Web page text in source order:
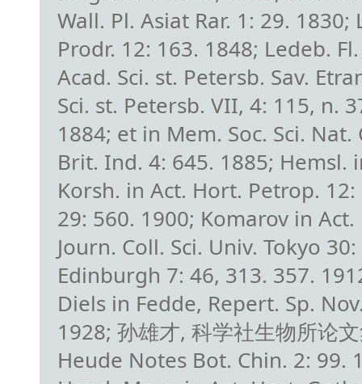
Wall. Pl. Asiat Rar. 1: 29.
Prodr. 12: 163. 1848; Ledeb.
Acad. Sci. st. Petersb. Sav.
Sci. st. Petersb. VII, 4: 115, n.
1884; et in Mem. Soc. Sci.
Brit. Ind. 4: 645. 1885; Hemsl.
Korsh. in Act. Hort. Petrop.
29: 560. 1900; Komarov in
Journ. Coll. Sci. Univ. Tokyo
Edinburgh 7: 46, 313. 357.
Diels in Fedde, Repert. Sp.
1928; 孙雄才, 科学社生物所论
Heude Notes Bot. Chin. 2: 99.